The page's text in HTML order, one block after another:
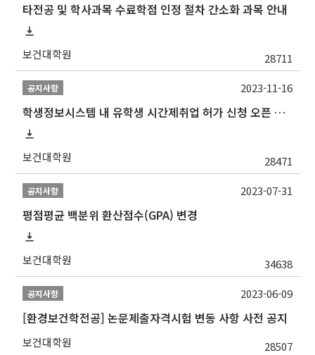
타전공 및 학사과목 수료학점 인정 절차 간소화 과목 안내
보건대학원 28711
공지사항
학생정보시스템 내 유학생 시간제취업 허가 신청 오픈 안내
보건대학원 28471
2023-11-16
공지사항
평점평균 백분위 환산점수(GPA) 변경
보건대학원 34638
2023-07-31
공지사항
[환경보건학전공] 논문제출자격시험 변동 사항 사전 공지
보건대학원 28507
2023-06-09